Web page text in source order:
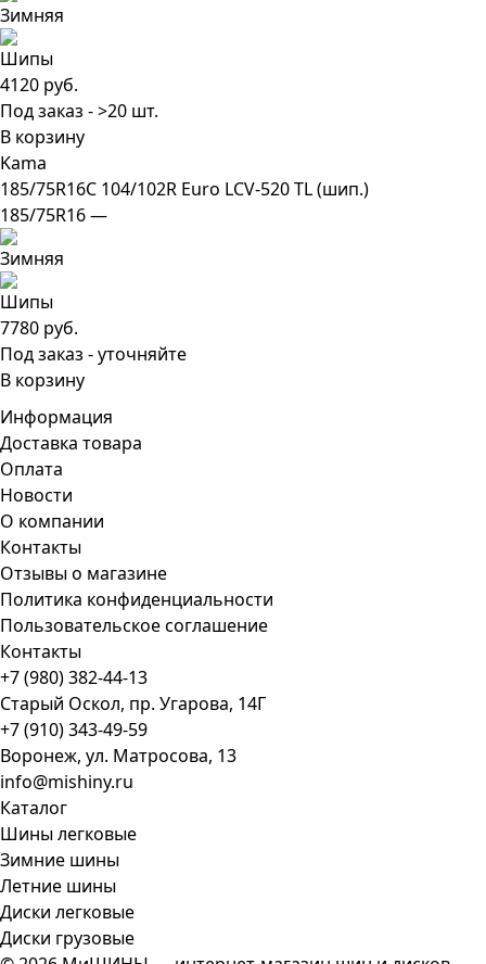
4120 руб.
Под заказ - >20 шт.
В корзину
Kama
185/75R16C 104/102R Euro LCV-520 TL (шип.)
185/75R16 —
7780 руб.
Под заказ - уточняйте
В корзину
Информация
Доставка товара
Оплата
Новости
О компании
Контакты
Отзывы о магазине
Политика конфиденциальности
Пользовательское соглашение
Контакты
+7 (980) 382-44-13
Старый Оскол, пр. Угарова, 14Г
+7 (910) 343-49-59
Воронеж, ул. Матросова, 13
info@mishiny.ru
Каталог
Шины легковые
Зимние шины
Летние шины
Диски легковые
Диски грузовые